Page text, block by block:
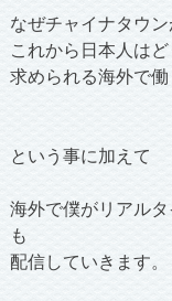
なぜチャイナタウ
これから日本人は
求められる海外で働
という事に加えて
海外で僕がリアル
も
配信していきます。